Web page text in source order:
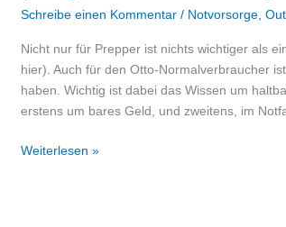
Schreibe einen Kommentar / Notvorsorge ,
Nicht nur für Prepper ist nichts wichtiger als
hier). Auch für den Otto-Normalverbraucher
haben. Wichtig ist dabei das Wissen um
erstens um bares Geld, und zweitens, im
15+
Weiterlesen »